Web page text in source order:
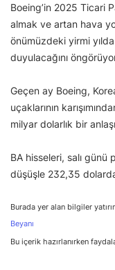
Boeing’in 2025 Ticari
almak ve artan hava
önümüzdeki yirmi
duyulacağını
Geçen ay Boeing,
uçaklarının
milyar dolarlık bir
BA hisseleri, salı
düşüşle 232,35
Burada yer alan bilgiler
Beyanı
Bu içerik hazırlanırken